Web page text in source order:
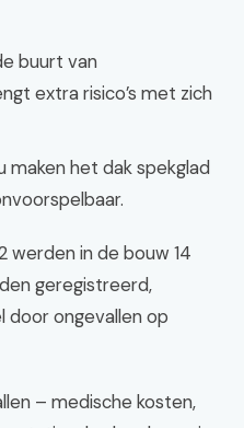
buurt van
extra risico’s met zich
maken het dak spekglad
werden in de bouw 14
geregistreerd,
door ongevallen op
– medische kosten,